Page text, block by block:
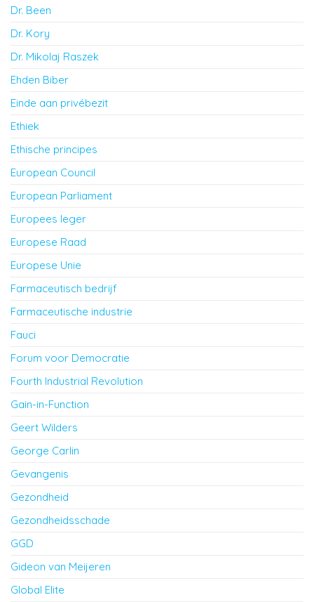
Dr. Been
Dr. Kory
Dr. Mikolaj Raszek
Ehden Biber
Einde aan privébezit
Ethiek
Ethische principes
European Council
European Parliament
Europees leger
Europese Raad
Europese Unie
Farmaceutisch bedrijf
Farmaceutische industrie
Fauci
Forum voor Democratie
Fourth Industrial Revolution
Gain-in-Function
Geert Wilders
George Carlin
Gevangenis
Gezondheid
Gezondheidsschade
GGD
Gideon van Meijeren
Global Elite